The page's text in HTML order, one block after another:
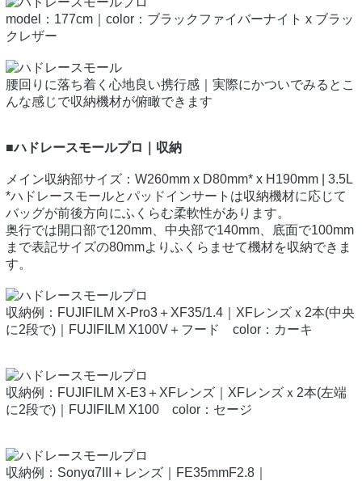
model：177cm｜color：ブラックファイバーナイト x ブラッ
クレザー
腰回りに落ち着く心地良い携行感｜実際にかついでみるとこ
んな感じで収納機材が俯瞰できます
■ハドレースモールプロ｜収納
メイン収納部サイズ：W260mm x D80mm* x H190mm | 3.5L
*ハドレースモールとパッドインサートは収納機材に応じて
バッグが前後方向にふくらむ柔軟性があります。
奥行では開口部で120mm、中央部で140mm、底面で100mm
まで表記サイズの80mmよりふくらませて機材を収納できま
す。
収納例：FUJIFILM X-Pro3＋XF35/1.4｜XFレンズｘ2本(中央
に2段で)｜FUJIFILM X100V＋フード color：カーキ
収納例：FUJIFILM X-E3＋XFレンズ｜XFレンズｘ2本(左端
に2段で)｜FUJIFILM X100 color：セージ
収納例：Sonyα7III＋レンズ｜FE35mmF2.8｜